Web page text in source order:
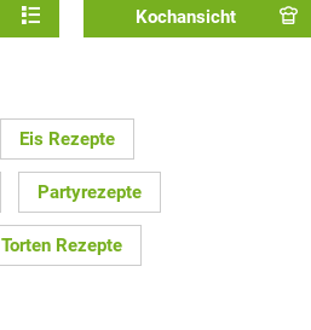
Kochansicht
Eis Rezepte
Partyrezepte
Torten Rezepte